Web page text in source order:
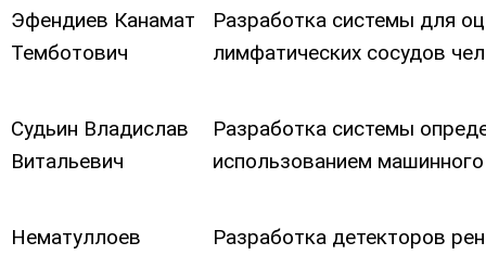
Эфендиев Канамат
Темботович
Разработка системы для
лимфатических сосудов
Судьин Владислав
Витальевич
Разработка системы
использованием
Нематуллоев
Разработка детекторов